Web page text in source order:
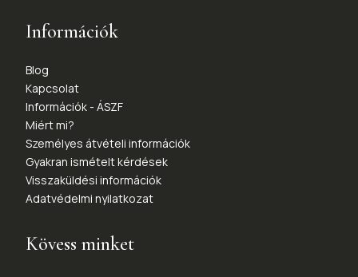
Információk
Blog
Kapcsolat
Információk - ÁSZF
Miért mi?
Személyes átvételi információk
Gyakran ismételt kérdések
Visszaküldési információk
Adatvédelmi nyilatkozat
Kövess minket